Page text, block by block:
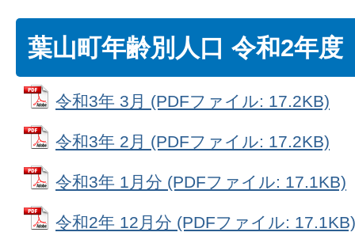
葉山町年齢別人口 令和2年度
令和3年 3月 (PDFファイル: 17.2KB)
令和3年 2月 (PDFファイル: 17.2KB)
令和3年 1月分 (PDFファイル: 17.1KB)
令和2年 12月分 (PDFファイル: 17.1KB)